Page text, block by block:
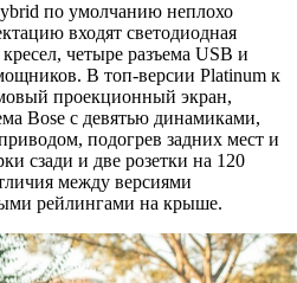
по умолчанию неплохо
входят светодиодная
четыре разъема USB и
В топ-версии Platinum к
проекционный экран,
Bose с девятью динамиками,
подогрев задних мест и
сзади и две розетки на 120
между версиями
рейлингами на крыше.